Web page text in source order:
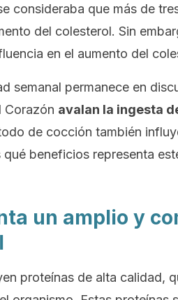
consideraba que más de
del colesterol. Sin
en el aumento del
semanal permanece en
Corazón avalan la ingesta
de cocción también
qué beneficios representa
un amplio y
proteínas de alta calidad,